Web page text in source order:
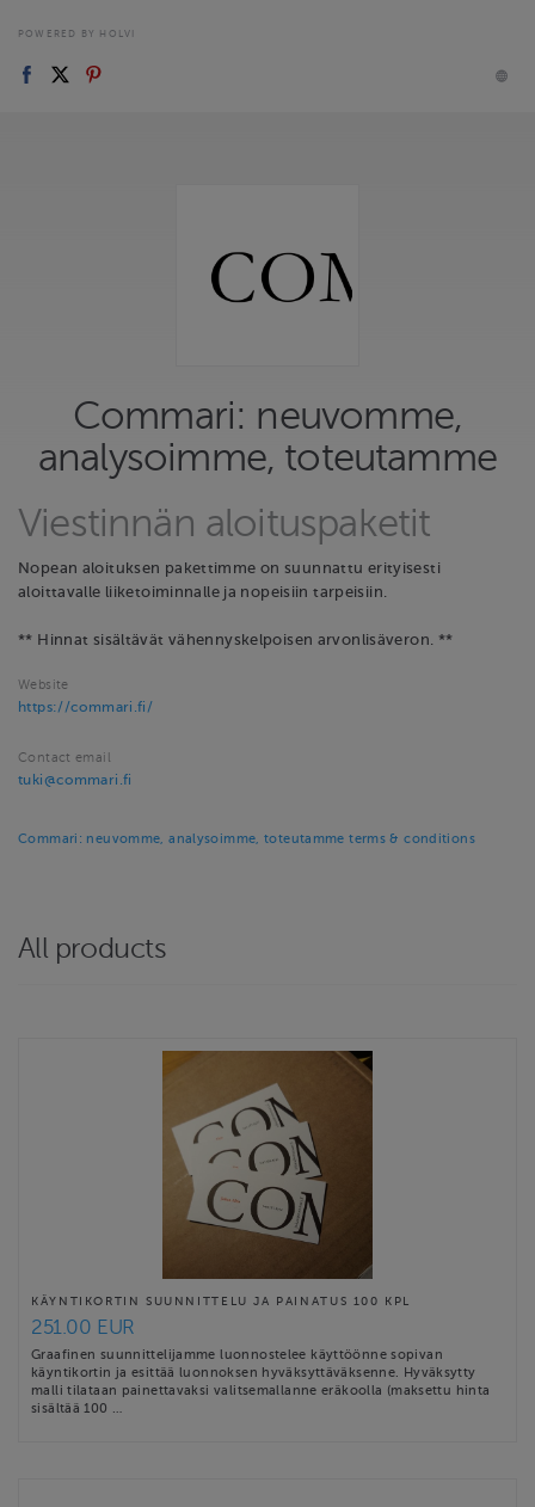
POWERED BY HOLVI
Commari: neuvomme,
analysoimme, toteutamme
Viestinnän aloituspaketit
Nopean aloituksen pakettimme on suunnattu erityisesti
aloittavalle liiketoiminnalle ja nopeisiin tarpeisiin.
** Hinnat sisältävät vähennyskelpoisen arvonlisäveron. **
Website
https://commari.fi/
Contact email
tuki@commari.fi
Commari: neuvomme, analysoimme, toteutamme terms & conditions
All products
KÄYNTIKORTIN SUUNNITTELU JA PAINATUS 100 KPL
251.00 EUR
Graafinen suunnittelijamme luonnostelee käyttöönne sopivan
käyntikortin ja esittää luonnoksen hyväksyttäväksenne. Hyväksytty
malli tilataan painettavaksi valitsemallanne eräkoolla (maksettu hinta
sisältää 100 …